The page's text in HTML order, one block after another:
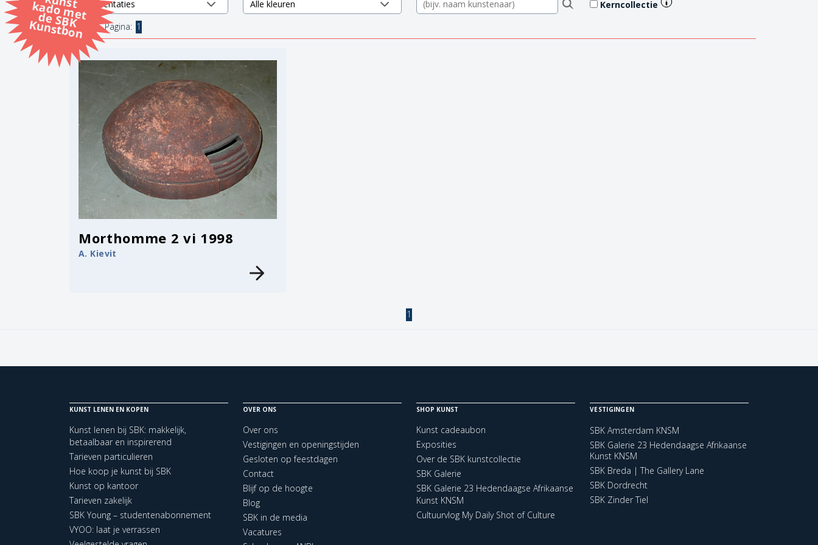
k
d
K
Kerncollectie
1 items. Pagina: 1
Morthomme 2 vi 1998
A. Kievit
1
KUNST LENEN EN KOPEN
Kunst lenen bij SBK: makkelijk,
betaalbaar en inspirerend
Tarieven particulieren
Hoe koop je kunst bij SBK
Kunst op kantoor
Tarieven zakelijk
SBK Young – studentenabonnement
VYOO: laat je verrassen
OVER ONS
Over ons
Vestigingen en openingstijden
Gesloten op feestdagen
Contact
Blijf op de hoogte
Blog
SBK in de media
Vacatures
SHOP KUNST
Kunst cadeaubon
Exposities
Over de SBK kunstcollectie
SBK Galerie
SBK Galerie 23 Hedendaagse Afrikaanse
Kunst KNSM
Cultuurvlog My Daily Shot of Culture
VESTIGINGEN
SBK Amsterdam KNSM
SBK Galerie 23 Hedendaagse Afrikaanse
Kunst KNSM
SBK Breda | The Gallery Lane
SBK Dordrecht
SBK Zinder Tiel